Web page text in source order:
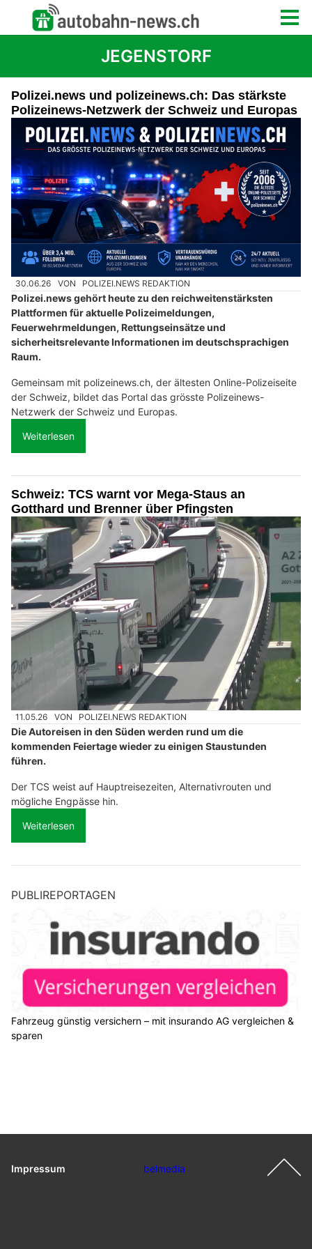
JEGENSTORF
Polizei.news und polizeinews.ch: Das stärkste
Polizeinews-Netzwerk der Schweiz und Europas
30.06.26 VON POLIZEI.NEWS REDAKTION
Polizei.news gehört heute zu den reichweitenstärksten
Plattformen für aktuelle Polizeimeldungen,
Feuerwehrmeldungen, Rettungseinsätze und
sicherheitsrelevante Informationen im deutschsprachigen
Raum.
Gemeinsam mit polizeinews.ch, der ältesten Online-Polizeiseite
der Schweiz, bildet das Portal das grösste Polizeinews-
Netzwerk der Schweiz und Europas.
Weiterlesen
Schweiz: TCS warnt vor Mega-Staus an
Gotthard und Brenner über Pfingsten
11.05.26 VON POLIZEI.NEWS REDAKTION
Die Autoreisen in den Süden werden rund um die
kommenden Feiertage wieder zu einigen Staustunden
führen.
Der TCS weist auf Hauptreisezeiten, Alternativrouten und
mögliche Engpässe hin.
Weiterlesen
PUBLIREPORTAGEN
Fahrzeug günstig versichern – mit insurando AG vergleichen &
sparen
Impressum belmedia